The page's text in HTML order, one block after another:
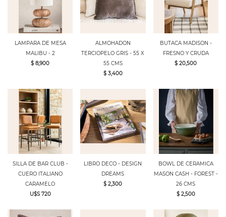
LAMPARA DE MESA
MALIBU - 2
$ 8,900
ALMOHADON
TERCIOPELO GRIS - 55 X
55 CMS
$ 3,400
BUTACA MADISON -
FRESNO Y CRUDA
$ 20,500
SILLA DE BAR CLUB -
CUERO ITALIANO
CARAMELO
U$S 720
LIBRO DECO - DESIGN
DREAMS
$ 2,300
BOWL DE CERAMICA
MASON CASH - FOREST -
26 CMS
$ 2,500